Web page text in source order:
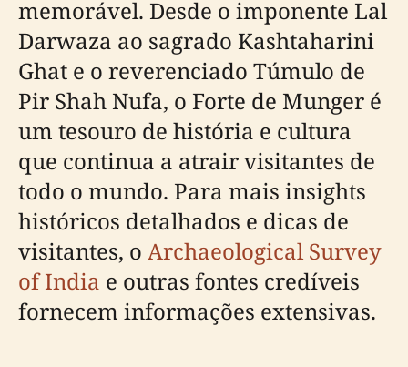
memorável. Desde o imponente Lal
Darwaza ao sagrado Kashtaharini
Ghat e o reverenciado Túmulo de
Pir Shah Nufa, o Forte de Munger é
um tesouro de história e cultura
que continua a atrair visitantes de
todo o mundo. Para mais insights
históricos detalhados e dicas de
visitantes, o Archaeological Survey
of India e outras fontes credíveis
fornecem informações extensivas.